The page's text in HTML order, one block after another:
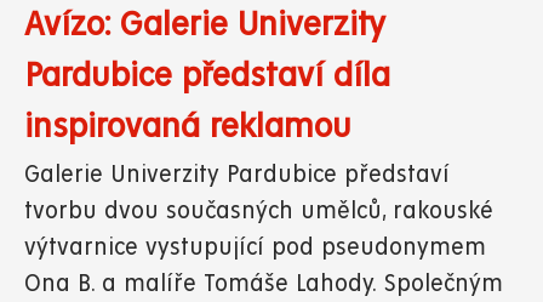
Avízo: Galerie Univerzity
Pardubice představí díla
inspirovaná reklamou
Galerie Univerzity Pardubice představí
tvorbu dvou současných umělců, rakouské
výtvarnice vystupující pod pseudonymem
Ona B. a malíře Tomáše Lahody. Společným